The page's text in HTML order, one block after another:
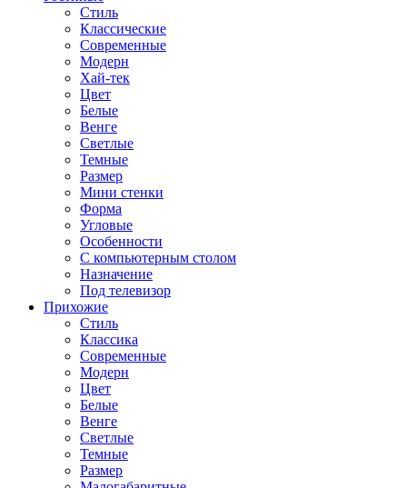
Стиль
Классические
Современные
Модерн
Хай-тек
Цвет
Белые
Венге
Светлые
Темные
Размер
Мини стенки
Форма
Угловые
Особенности
С компьютерным столом
Назначение
Под телевизор
Прихожие
Стиль
Классика
Современные
Модерн
Цвет
Белые
Венге
Светлые
Темные
Размер